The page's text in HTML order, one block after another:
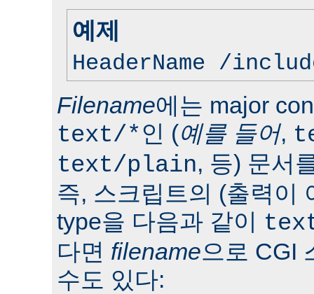
예제
HeaderName /
Filename에는 major
text/*인 (예를 들어,
text/plain, 등) 문서
즉, 스크립트의 (출력이
type을 다음과 같이
다면 filename으로 CGI
수도 있다: